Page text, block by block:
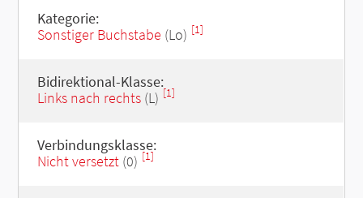
Kategorie:
Sonstiger Buchstabe (Lo) [1]
Bidirektional-Klasse:
Links nach rechts(L) [1]
Verbindungsklasse:
Nicht versetzt(0) [1]